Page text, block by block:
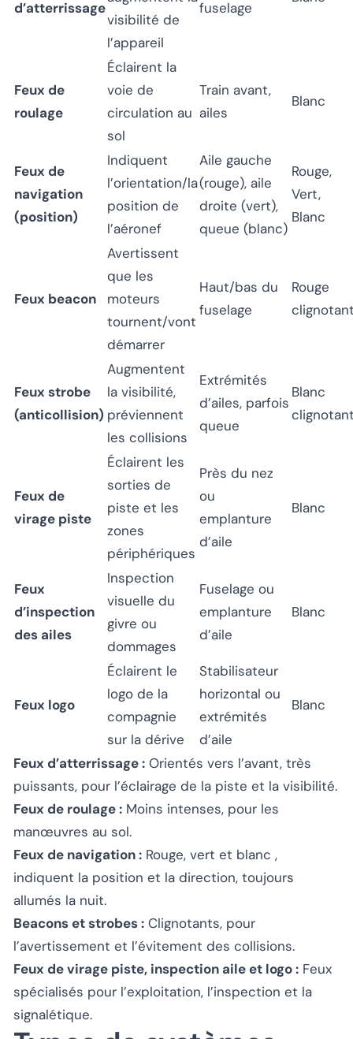
d’atterrissage
visibilité de
l’appareil
fuselage
Feux de
roulage
Éclairent la
voie de
circulation au
sol
Train avant,
ailes
Blanc
Feux de
navigation
(position)
Indiquent
l’orientation/la
position de
l’aéronef
Aile gauche
(rouge), aile
droite (vert),
queue (blanc)
Rouge,
Vert,
Blanc
Feux beacon
Avertissent
que les
moteurs
tournent/vont
démarrer
Haut/bas du
fuselage
Rouge
Feux strobe
(anticollision)
Augmentent
la visibilité,
préviennent
les collisions
Extrémités
d’ailes, parfois
queue
Blanc
Feux de
virage piste
Éclairent les
sorties de
piste et les
zones
périphériques
Près du nez
ou
emplanture
d’aile
Blanc
Feux
d’inspection
des ailes
Inspection
visuelle du
givre ou
dommages
Fuselage ou
emplanture
d’aile
Blanc
Feux logo
Éclairent le
logo de la
compagnie
sur la dérive
Stabilisateur
horizontal ou
extrémités
d’aile
Blanc
Feux d’atterrissage : Orientés vers l’avant, très
puissants, pour l’éclairage de la piste et la visibilité.
Feux de roulage : Moins intenses, pour les
manœuvres au sol.
Feux de navigation : Rouge, vert et blanc ,
indiquent la position et la direction, toujours
allumés la nuit.
Beacons et strobes : Clignotants, pour
l’avertissement et l’évitement des collisions.
Feux de virage piste, inspection aile et logo : Feux
spécialisés pour l’exploitation, l’inspection et la
signalétique.